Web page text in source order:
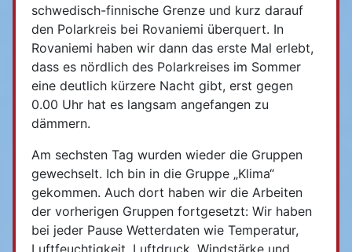
schwedisch-finnische Grenze und kurz darauf
den Polarkreis bei Rovaniemi überquert. In
Rovaniemi haben wir dann das erste Mal erlebt,
dass es nördlich des Polarkreises im Sommer
eine deutlich kürzere Nacht gibt, erst gegen
0.00 Uhr hat es langsam angefangen zu
dämmern.
Am sechsten Tag wurden wieder die Gruppen
gewechselt. Ich bin in die Gruppe „Klima“
gekommen. Auch dort haben wir die Arbeiten
der vorherigen Gruppen fortgesetzt: Wir haben
bei jeder Pause Wetterdaten wie Temperatur,
Luftfeuchtigkeit, Luftdruck, Windstärke und